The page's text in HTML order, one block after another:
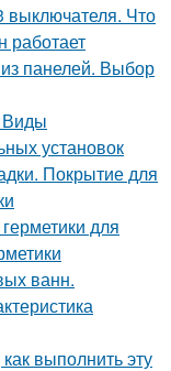
выключателя. Что
работает
панелей. Выбор
Виды
установок
Покрытие для
для
ванн.
выполнить эту